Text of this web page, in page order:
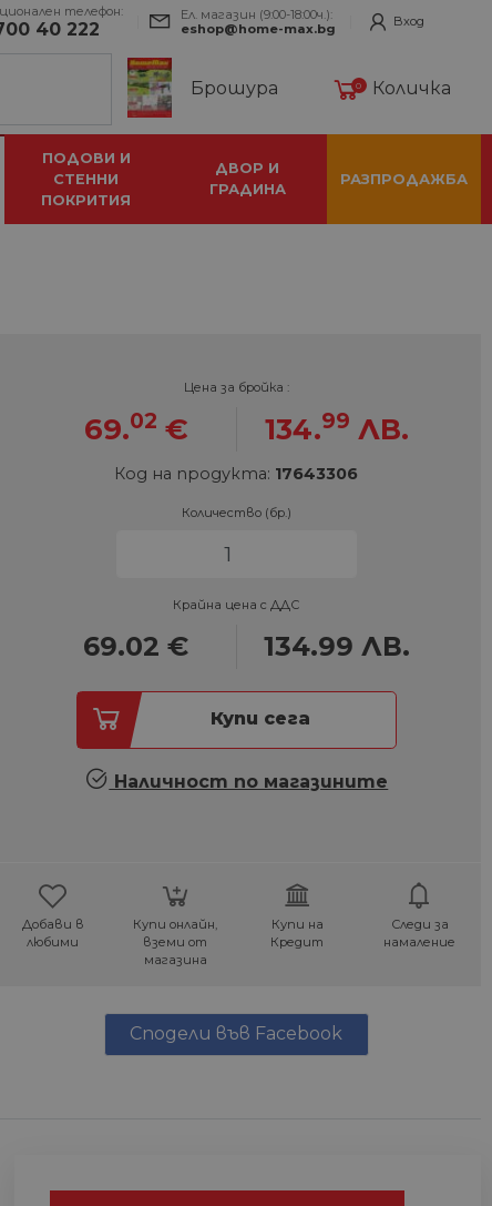
телефон:
40 222
Ел. магазин (9:00-18:00ч.):
eshop@home-max.bg
Вход
Брошура 0 Количка
ПОДОВИ И
СТЕННИ
ПОКРИТИЯ
ДВОР И
ГРАДИНА
РАЗПРОДАЖБА
Цена за бройка :
69.02 € 134.99 ЛВ.
Код на продукта: 17643306
Количество (бр.)
Крайна цена с ДДС
69.02 € 134.99 ЛВ.
Купи сега
Наличност по магазините
Добави в
любими
Купи онлайн,
вземи от
магазина
Купи на
Кредит
Следи за
намаление
Сподели във Facebook